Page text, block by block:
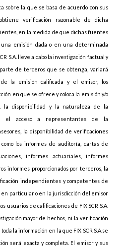
sobre la que se basa de acuerdo con sus
verificación razonable de dicha
en la medida de que dichas fuentes
emisión dada o en una determinada
S.A. lleve a cabo la investigación factual y
de terceros que se obtenga, variará
la emisión calificada y el emisor, los
en que se ofrece y coloca la emisión y/o
la disponibilidad y la naturaleza de la
el acceso a representantes de la
la disponibilidad de verificaciones
los informes de auditoría, cartas de
informes actuariales, informes
informes proporcionados por terceros, la
independientes y competentes de
particular o en la jurisdicción del emisor
usuarios de calificaciones de FIX SCR S.A.
mayor de hechos, ni la verificación
la información en la que FIX SCR S.A.se
será exacta y completa. El emisor y sus